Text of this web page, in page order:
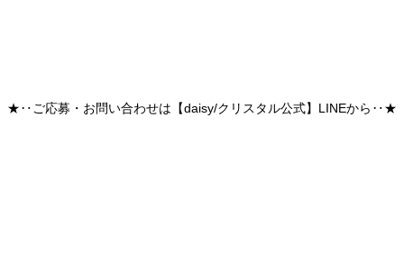
★‥ご応募・お問い合わせは【daisy/クリスタル公式】LINEから‥★